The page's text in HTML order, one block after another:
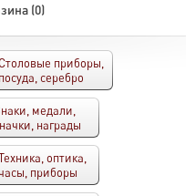
(0)
Столовые приборы,
посуда, серебро
медали,
награды
оптика,
приборы